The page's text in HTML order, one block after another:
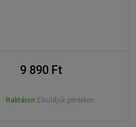
9 890 Ft
Raktáron Elküldjük pénteken